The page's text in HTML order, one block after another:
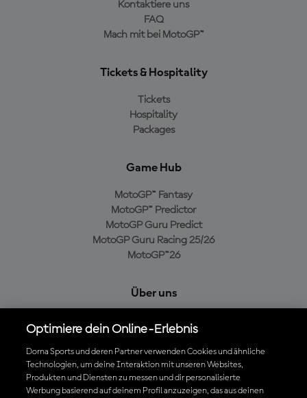
Kontaktiere uns
FAQ
Mach mit bei MotoGP™
Tickets & Hospitality
Tickets
Hospitality
Packages
Game Hub
MotoGP™ Fantasy
MotoGP™ Predictor
MotoGP Guru Predict
MotoGP Guru Racing 25/26
MotoGP™26
Über uns
Cookie-Richtlinien
Geschäftsbedingungen
Datenschutzrichtlinien
Kaufrichtlinie
Optimiere dein Online-Erlebnis
Dorna Sports und deren Partner verwenden Cookies und ähnliche
Technologien, um deine Interaktion mit unseren Websites,
Produkten und Diensten zu messen und dir personalisierte
Werbung basierend auf deinem Profil anzuzeigen, das aus deinen